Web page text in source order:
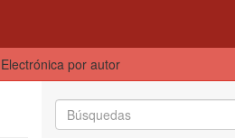
por autor